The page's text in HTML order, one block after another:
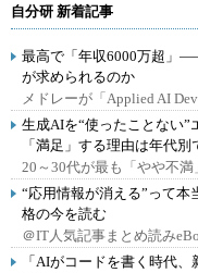
自分研 新着記事
最高で「年収6000万超」
が求められるのか
メドレーが「Applied AI
生成AIを“使ったことない
「満足」する理由は年代
20～30代が最も「やや不満
“応用情報が消える”って
格の今を読む
＠IT人気記事まとめ読み
「AIがコードを書く時代